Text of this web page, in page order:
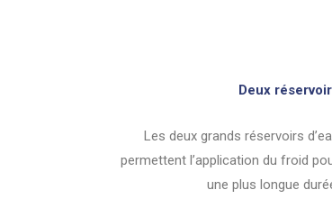
Deux
Les deux grands réservoirs
permettent l’application du froid
une plus longue